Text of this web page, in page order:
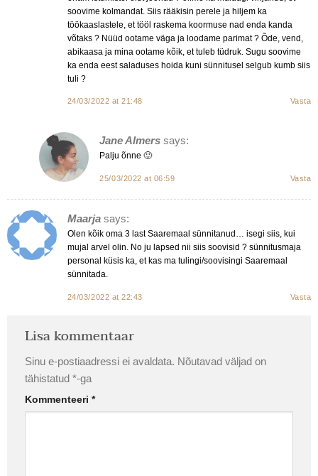
soovime kolmandat. Siis rääkisin perele ja hiljem ka
töökaaslastele, et tööl raskema koormuse nad enda kanda
võtaks ? Nüüd ootame väga ja loodame parimat ? Õde, vend,
abikaasa ja mina ootame kõik, et tuleb tüdruk. Sugu soovime
ka enda eest saladuses hoida kuni sünnitusel selgub kumb siis
tuli ?
24/03/2022 at 21:48 Vasta
Jane Almers says:
Palju õnne 🙂
25/03/2022 at 06:59 Vasta
Maarja says:
Olen kõik oma 3 last Saaremaal sünnitanud… isegi siis, kui
mujal arvel olin. No ju lapsed nii siis soovisid ? sünnitusmaja
personal küsis ka, et kas ma tulingi/soovisingi Saaremaal
sünnitada.
24/03/2022 at 22:43 Vasta
Lisa kommentaar
Sinu e-postiaadressi ei avaldata. Nõutavad väljad on
tähistatud *-ga
Kommenteeri *